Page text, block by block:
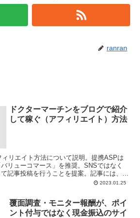
ranran
ドクターマーチンをブログで紹介
して稼ぐ（アフィリエイト）方法
ィリエイト方法について説明。提携ASPは
リューコマース」を推奨。SNSではなく
記事投稿を行うことを提案。記事には、実
2023.01.25
覆面調査・モニター報酬が、ポイ
ント付与ではなく現金振込のサイ